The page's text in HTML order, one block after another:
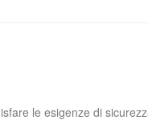
le esigenze di